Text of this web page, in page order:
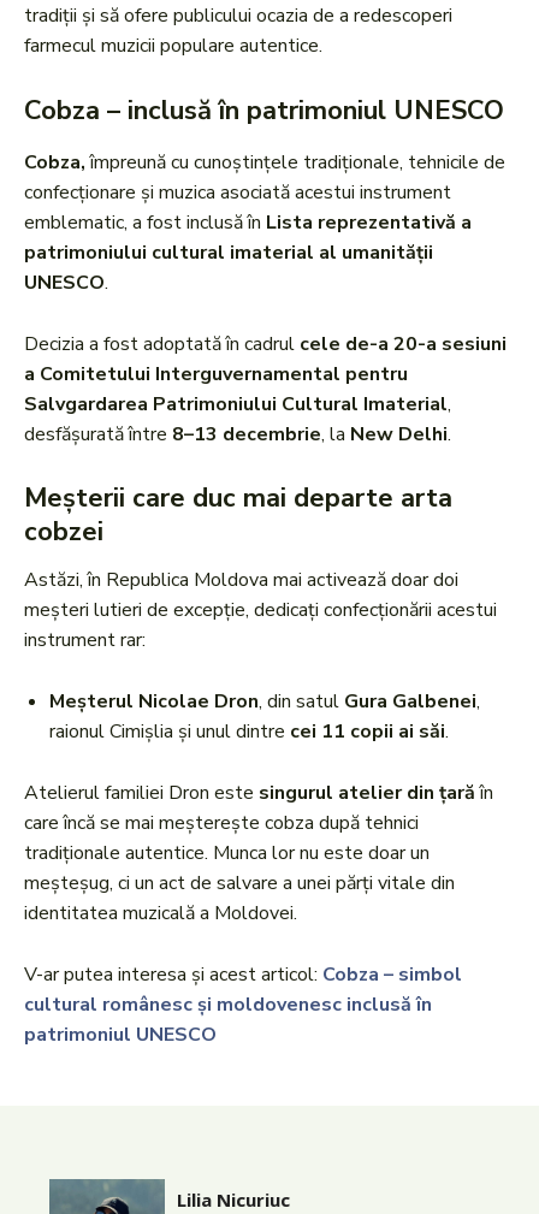
tradiții și să ofere publicului ocazia de a redescoperi
farmecul muzicii populare autentice.
Cobza – inclusă în patrimoniul UNESCO
Cobza,împreună cu cunoștințele tradiționale, tehnicile de
confecționare și muzica asociată acestui instrument
emblematic, a fost inclusă în Lista reprezentativă a
patrimoniului cultural imaterial al umanității
UNESCO.
Decizia a fost adoptată în cadrul cele de-a 20-a sesiuni
a Comitetului Interguvernamental pentru
Salvgardarea Patrimoniului Cultural Imaterial,
desfășurată între 8–13 decembrie, la New Delhi.
Meșterii care duc mai departe arta
cobzei
Astăzi, în Republica Moldova mai activează doar doi
meșteri lutieri de excepție, dedicați confecționării acestui
instrument rar:
Meșterul Nicolae Dron, din satul Gura Galbenei,
raionul Cimișlia și unul dintre cei 11 copii ai săi.
Atelierul familiei Dron este singurul atelier din țarăîn
care încă se mai meșterește cobza după tehnici
tradiționale autentice. Munca lor nu este doar un
meșteșug, ci un act de salvare a unei părți vitale din
identitatea muzicală a Moldovei.
V-ar putea interesa și acest articol: Cobza – simbol
cultural românesc și moldovenesc inclusă în
patrimoniul UNESCO
Lilia Nicuriuc